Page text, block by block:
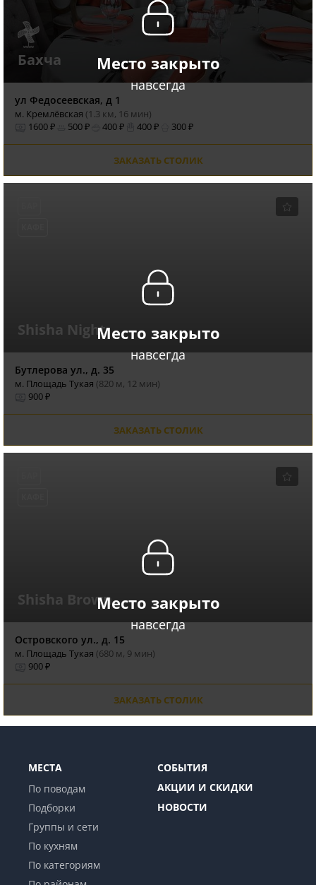
Место закрыто
навсегда
Бахча
ул Федосеевская, д 1
м. Кремлёвская (1.3 км, 16 мин)
1600 ₽
500 ₽ 400 ₽ 400 ₽ 300 ₽
ЗАКАЗАТЬ СТОЛИК
Место закрыто
навсегда
Shisha Night
Бутлерова ул., д. 35
м. Площадь Тукая (820 м, 12 мин)
900 ₽
ЗАКАЗАТЬ СТОЛИК
Место закрыто
навсегда
Shisha Brown
Островского ул., д. 15
м. Площадь Тукая (680 м, 9 мин)
900 ₽
ЗАКАЗАТЬ СТОЛИК
МЕСТА
По поводам
Подборки
Группы и сети
По кухням
По категориям
СОБЫТИЯ
АКЦИИ И СКИДКИ
НОВОСТИ